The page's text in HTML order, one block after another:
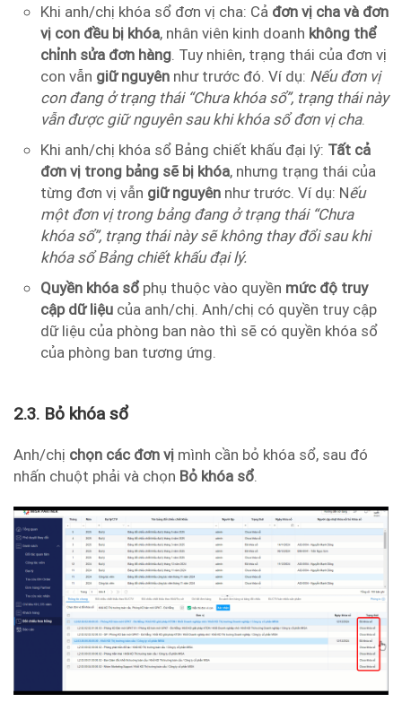
Khi anh/chị khóa sổ đơn vị cha: Cả đơn vị cha và đơn
vị con đều bị khóa, nhân viên kinh doanh không thể
chỉnh sửa đơn hàng. Tuy nhiên, trạng thái của đơn vị
con vẫn giữ nguyên như trước đó. Ví dụ: Nếu đơn vị
con đang ở trạng thái “Chưa khóa sổ”, trạng thái này
vẫn được giữ nguyên sau khi khóa sổ đơn vị cha.
Khi anh/chị khóa sổ Bảng chiết khấu đại lý: Tất cả
đơn vị trong bảng sẽ bị khóa, nhưng trạng thái của
từng đơn vị vẫn giữ nguyên như trước. Ví dụ: Nếu
một đơn vị trong bảng đang ở trạng thái “Chưa
khóa sổ”, trạng thái này sẽ không thay đổi sau khi
khóa sổ Bảng chiết khấu đại lý.
Quyền khóa sổ phụ thuộc vào quyền mức độ truy
cập dữ liệu của anh/chị. Anh/chị có quyền truy cập
dữ liệu của phòng ban nào thì sẽ có quyền khóa sổ
của phòng ban tương ứng.
2.3. Bỏ khóa sổ
Anh/chị chọn các đơn vị mình cần bỏ khóa sổ, sau đó
nhấn chuột phải và chọn Bỏ khóa sổ.